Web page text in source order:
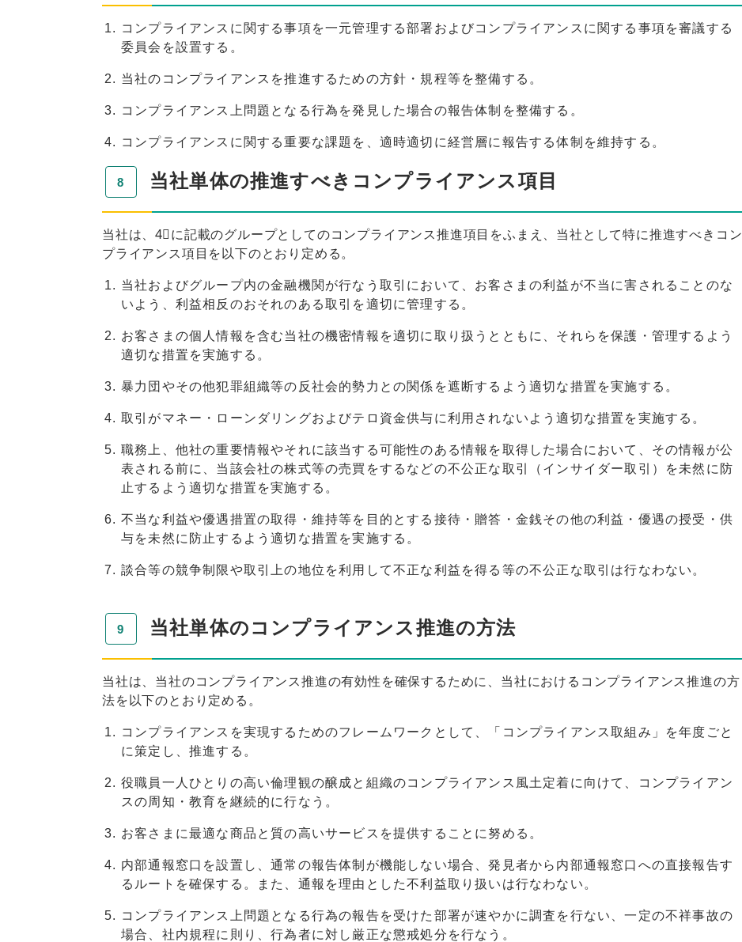
コンプライアンスに関する事項を一元管理する部署およびコンプライアンスに関する事項を審議する
委員会を設置する。
当社のコンプライアンスを推進するための方針・規程等を整備する。
コンプライアンス上問題となる行為を発見した場合の報告体制を整備する。
コンプライアンスに関する重要な課題を、適時適切に経営層に報告する体制を維持する。
当社単体の推進すべきコンプライアンス項目
当社は、4⃣に記載のグループとしてのコンプライアンス推進項目をふまえ、当社として特に推進すべきコン
プライアンス項目を以下のとおり定める。
当社およびグループ内の金融機関が行なう取引において、お客さまの利益が不当に害されることのな
いよう、利益相反のおそれのある取引を適切に管理する。
お客さまの個人情報を含む当社の機密情報を適切に取り扱うとともに、それらを保護・管理するよう
適切な措置を実施する。
暴力団やその他犯罪組織等の反社会的勢力との関係を遮断するよう適切な措置を実施する。
取引がマネー・ローンダリングおよびテロ資金供与に利用されないよう適切な措置を実施する。
職務上、他社の重要情報やそれに該当する可能性のある情報を取得した場合において、その情報が公
表される前に、当該会社の株式等の売買をするなどの不公正な取引（インサイダー取引）を未然に防
止するよう適切な措置を実施する。
不当な利益や優遇措置の取得・維持等を目的とする接待・贈答・金銭その他の利益・優遇の授受・供
与を未然に防止するよう適切な措置を実施する。
談合等の競争制限や取引上の地位を利用して不正な利益を得る等の不公正な取引は行なわない。
当社単体のコンプライアンス推進の方法
当社は、当社のコンプライアンス推進の有効性を確保するために、当社におけるコンプライアンス推進の方
法を以下のとおり定める。
コンプライアンスを実現するためのフレームワークとして、「コンプライアンス取組み」を年度ごと
に策定し、推進する。
役職員一人ひとりの高い倫理観の醸成と組織のコンプライアンス風土定着に向けて、コンプライアン
スの周知・教育を継続的に行なう。
お客さまに最適な商品と質の高いサービスを提供することに努める。
内部通報窓口を設置し、通常の報告体制が機能しない場合、発見者から内部通報窓口への直接報告す
るルートを確保する。また、通報を理由とした不利益取り扱いは行なわない。
コンプライアンス上問題となる行為の報告を受けた部署が速やかに調査を行ない、一定の不祥事故の
場合、社内規程に則り、行為者に対し厳正な懲戒処分を行なう。